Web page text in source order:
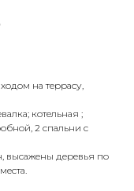
на террасу,
котельная ;
2 спальни с
высажены деревья по